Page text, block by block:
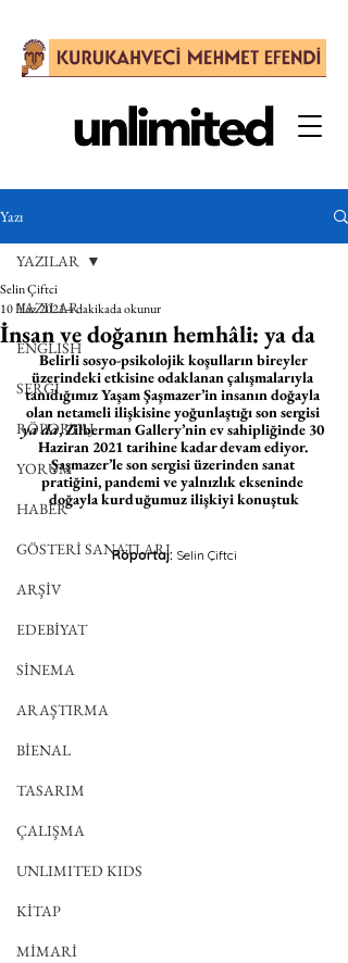
Yazı
YAZILAR
ENGLISH
SERGİ
RÖPORTAJ
YORUM
HABER
GÖSTERİ SANATLARI
ARŞİV
EDEBİYAT
SİNEMA
ARAŞTIRMA
BİENAL
TASARIM
ÇALIŞMA
UNLIMITED KIDS
KİTAP
MİMARİ
YAZILAR
İnsan ve doğanın hemhâli: ya da
Selin Çiftci
10 Haz 20214 dakikada okunur
Belirli sosyo-psikolojik koşulların bireyler
üzerindeki etkisine odaklanan çalışmalarıyla
tanıdığımız Yaşam Şaşmazer’in insanın doğayla
olan netameli ilişkisine yoğunlaştığı son sergisi
ya da, Zilberman Gallery’nin ev sahipliğinde 30
Haziran 2021 tarihine kadar devam ediyor.
Şaşmazer’le son sergisi üzerinden sanat
pratiğini, pandemi ve yalnızlık ekseninde
doğayla kurduğumuz ilişkiyi konuştuk
Röportaj: Selin Çiftci